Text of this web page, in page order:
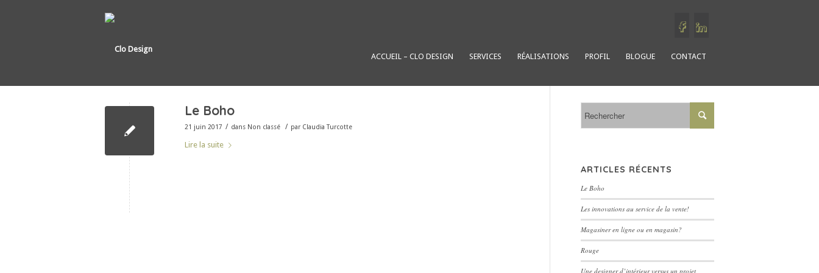
ACCUEIL – CLO DESIGN SERVICES RÉALISATIONS PROFIL BLOGUE CONTACT
Le Boho
21 juin 2017 / dans Non classé / par Claudia Turcotte
Lire la suite
ARTICLES RÉCENTS
Le Boho
Les innovations au service de la vente!
Magasiner en ligne ou en magasin?
Rouge
Une designer d’intérieur versus un projet